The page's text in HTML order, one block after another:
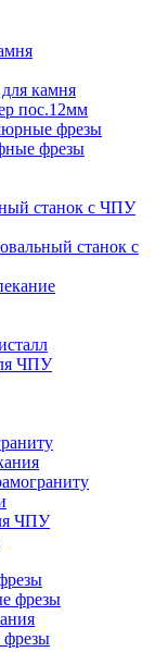
камня
пос.12мм
фрезы
фрезы
станок с ЧПУ
станок с
ЧПУ
ЧПУ
фрезы